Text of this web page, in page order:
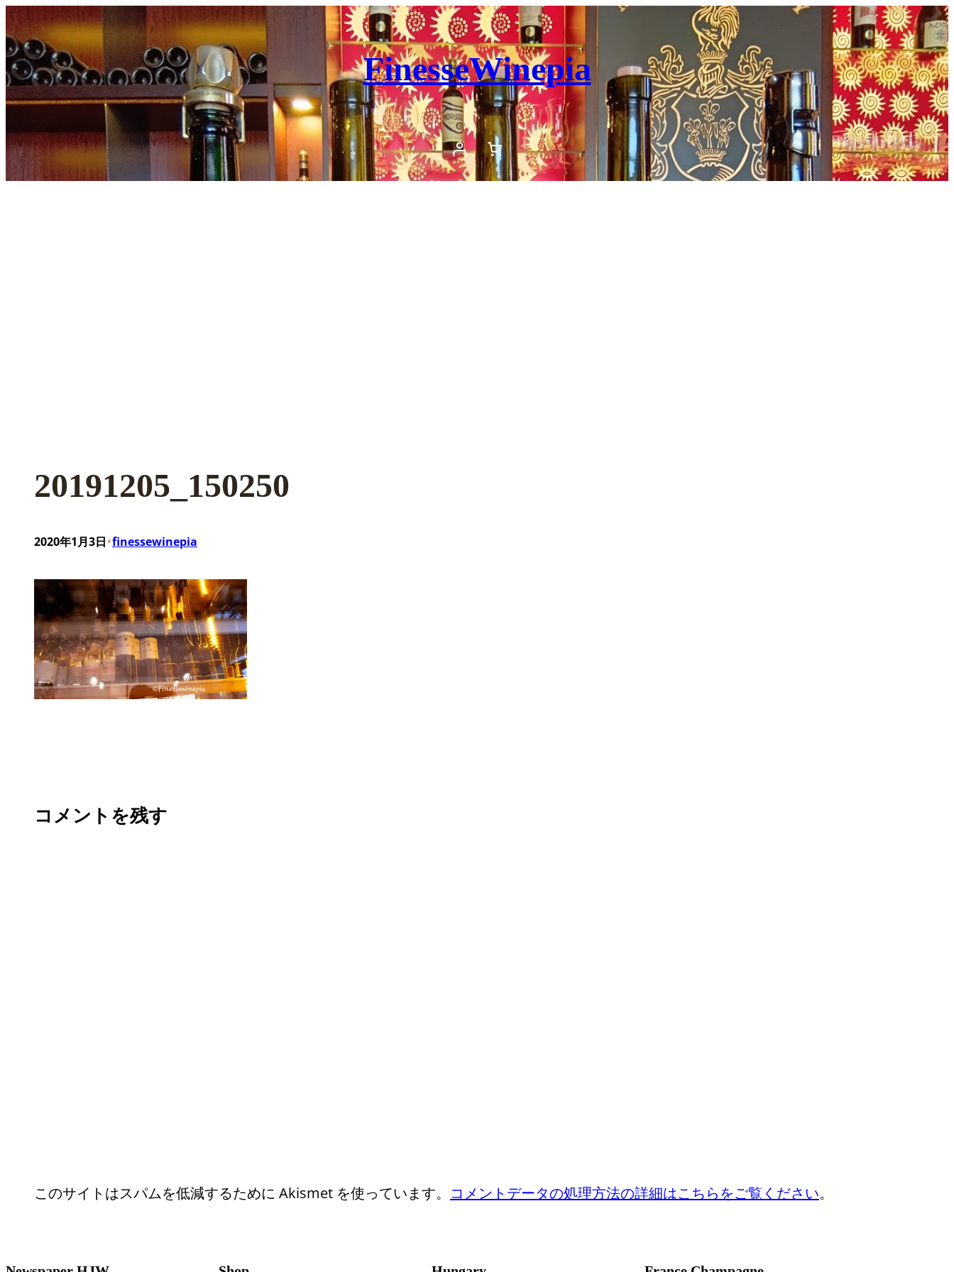
内
容
を
ス
キ
プ
FinesseWinepia
20191205_150250
2020年1月3日•finessewinepia
コメントを残す
このサイトはスパムを低減するために Akismet を使っています。 コメントデータの処理方法の詳細はこちらをご覧ください。